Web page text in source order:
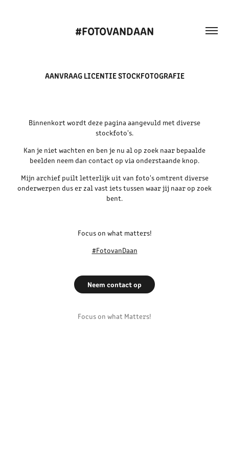
#FOTOVANDAAN
AANVRAAG LICENTIE STOCKFOTOGRAFIE
Binnenkort wordt deze pagina aangevuld met diverse
stockfoto's.
Kan je niet wachten en ben je nu al op zoek naar bepaalde
beelden neem dan contact op via onderstaande knop.
Mijn archief puilt letterlijk uit van foto's omtrent diverse
onderwerpen dus er zal vast iets tussen waar jij naar op zoek
bent.
Focus on what matters!
#FotovanDaan
Neem contact op
Focus on what Matters!